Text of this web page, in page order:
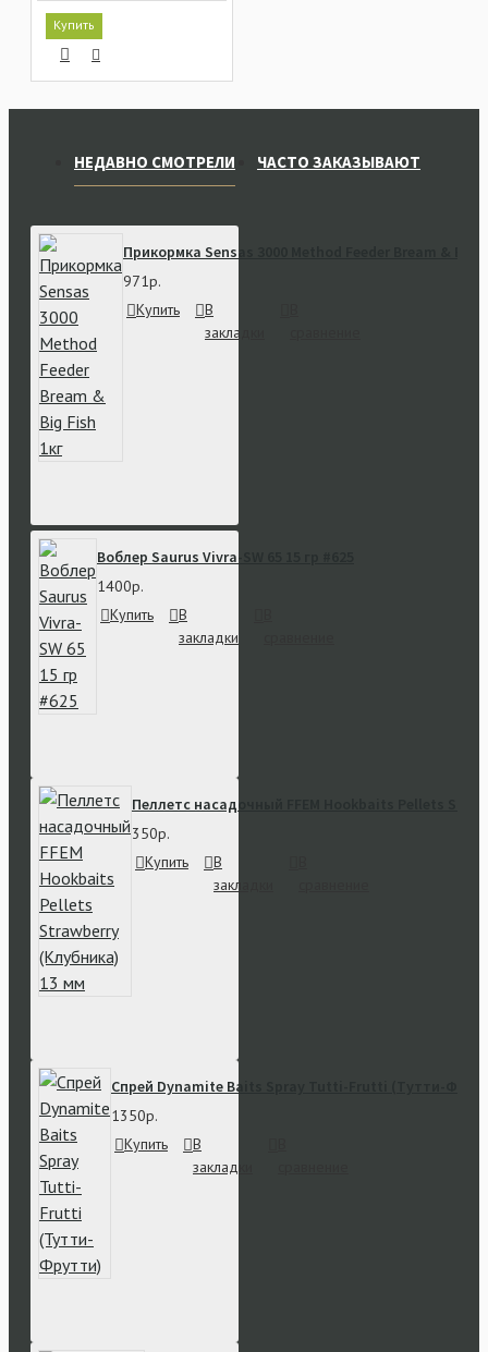
Купить
НЕДАВНО СМОТРЕЛИ ЧАСТО ЗАКАЗЫВАЮТ
Прикормка Sensas 3000 Method Feeder Bream & Big
971р.
Купить
В
закладки
Воблер Saurus Vivra-SW 65 15 гр #625
1400р.
Купить
В
закладки
Пеллетс насадочный FFEM Hookbaits Pellets
350р.
Купить
В
закладки
Спрей Dynamite Baits Spray Tutti-Frutti (Тутти-
1350р.
Купить
В
закладки